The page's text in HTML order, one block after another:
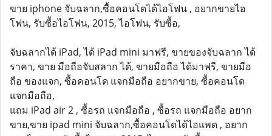
ขาย iphone จับฉลาก,ซื้อคอนโดได้ไอโฟน , อยากขายไอ
โฟน, รับซื้อไอโฟน, 2015, ไอโฟน, รับซื้อ,
จับฉลากได้ iPad, ได้ iPad mini มาฟรี, ขายของจับฉลาก ได้
ราคา, ขาย มือถือจับสลาก ได้, ขายมือถือ ได้มาฟรี, ขายมือ
ถือ ของแจก, ซื้อคอนโด แจกมือถือ อยากขาย, ซื้อคอนโด
แจกมือถือ,
แถม iPad air 2 , ซื้อรถ แจกมือถือ , ซื้อรถ แจกมือถือ อยาก
ขาย,ขาย ipad mini จับฉลาก,ซื้อคอนโดได้ไอแพด , อยาก